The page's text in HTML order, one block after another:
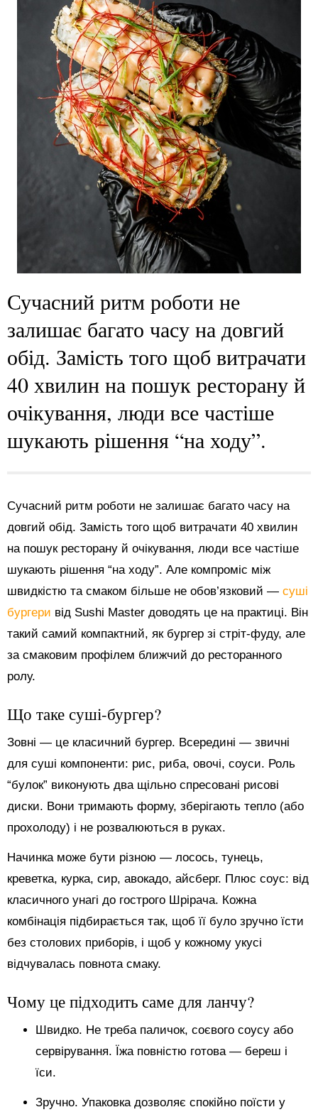
Сучасний ритм роботи не
залишає багато часу на довгий
обід. Замість того щоб витрачати
40 хвилин на пошук ресторану й
очікування, люди все частіше
шукають рішення “на ходу”.
Сучасний ритм роботи не залишає багато часу на
довгий обід. Замість того щоб витрачати 40 хвилин
на пошук ресторану й очікування, люди все частіше
шукають рішення “на ходу”. Але компроміс між
швидкістю та смаком більше не обов’язковий — суші
бургери від Sushi Master доводять це на практиці. Він
такий самий компактний, як бургер зі стріт-фуду, але
за смаковим профілем ближчий до ресторанного
ролу.
Що таке суші-бургер?
Зовні — це класичний бургер. Всередині — звичні
для суші компоненти: рис, риба, овочі, соуси. Роль
“булок” виконують два щільно спресовані рисові
диски. Вони тримають форму, зберігають тепло (або
прохолоду) і не розвалюються в руках.
Начинка може бути різною — лосось, тунець,
креветка, курка, сир, авокадо, айсберг. Плюс соус: від
класичного унагі до гострого Шрірача. Кожна
комбінація підбирається так, щоб її було зручно їсти
без столових приборів, і щоб у кожному укусі
відчувалась повнота смаку.
Чому це підходить саме для ланчу?
Швидко. Не треба паличок, соєвого соусу або
сервірування. Їжа повністю готова — береш і
їси.
Зручно. Упаковка дозволяє спокійно поїсти у